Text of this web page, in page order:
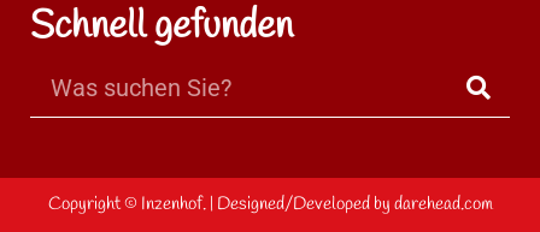
Schnell gefunden
Copyright © Inzenhof.| Designed/Developed by darehead.com